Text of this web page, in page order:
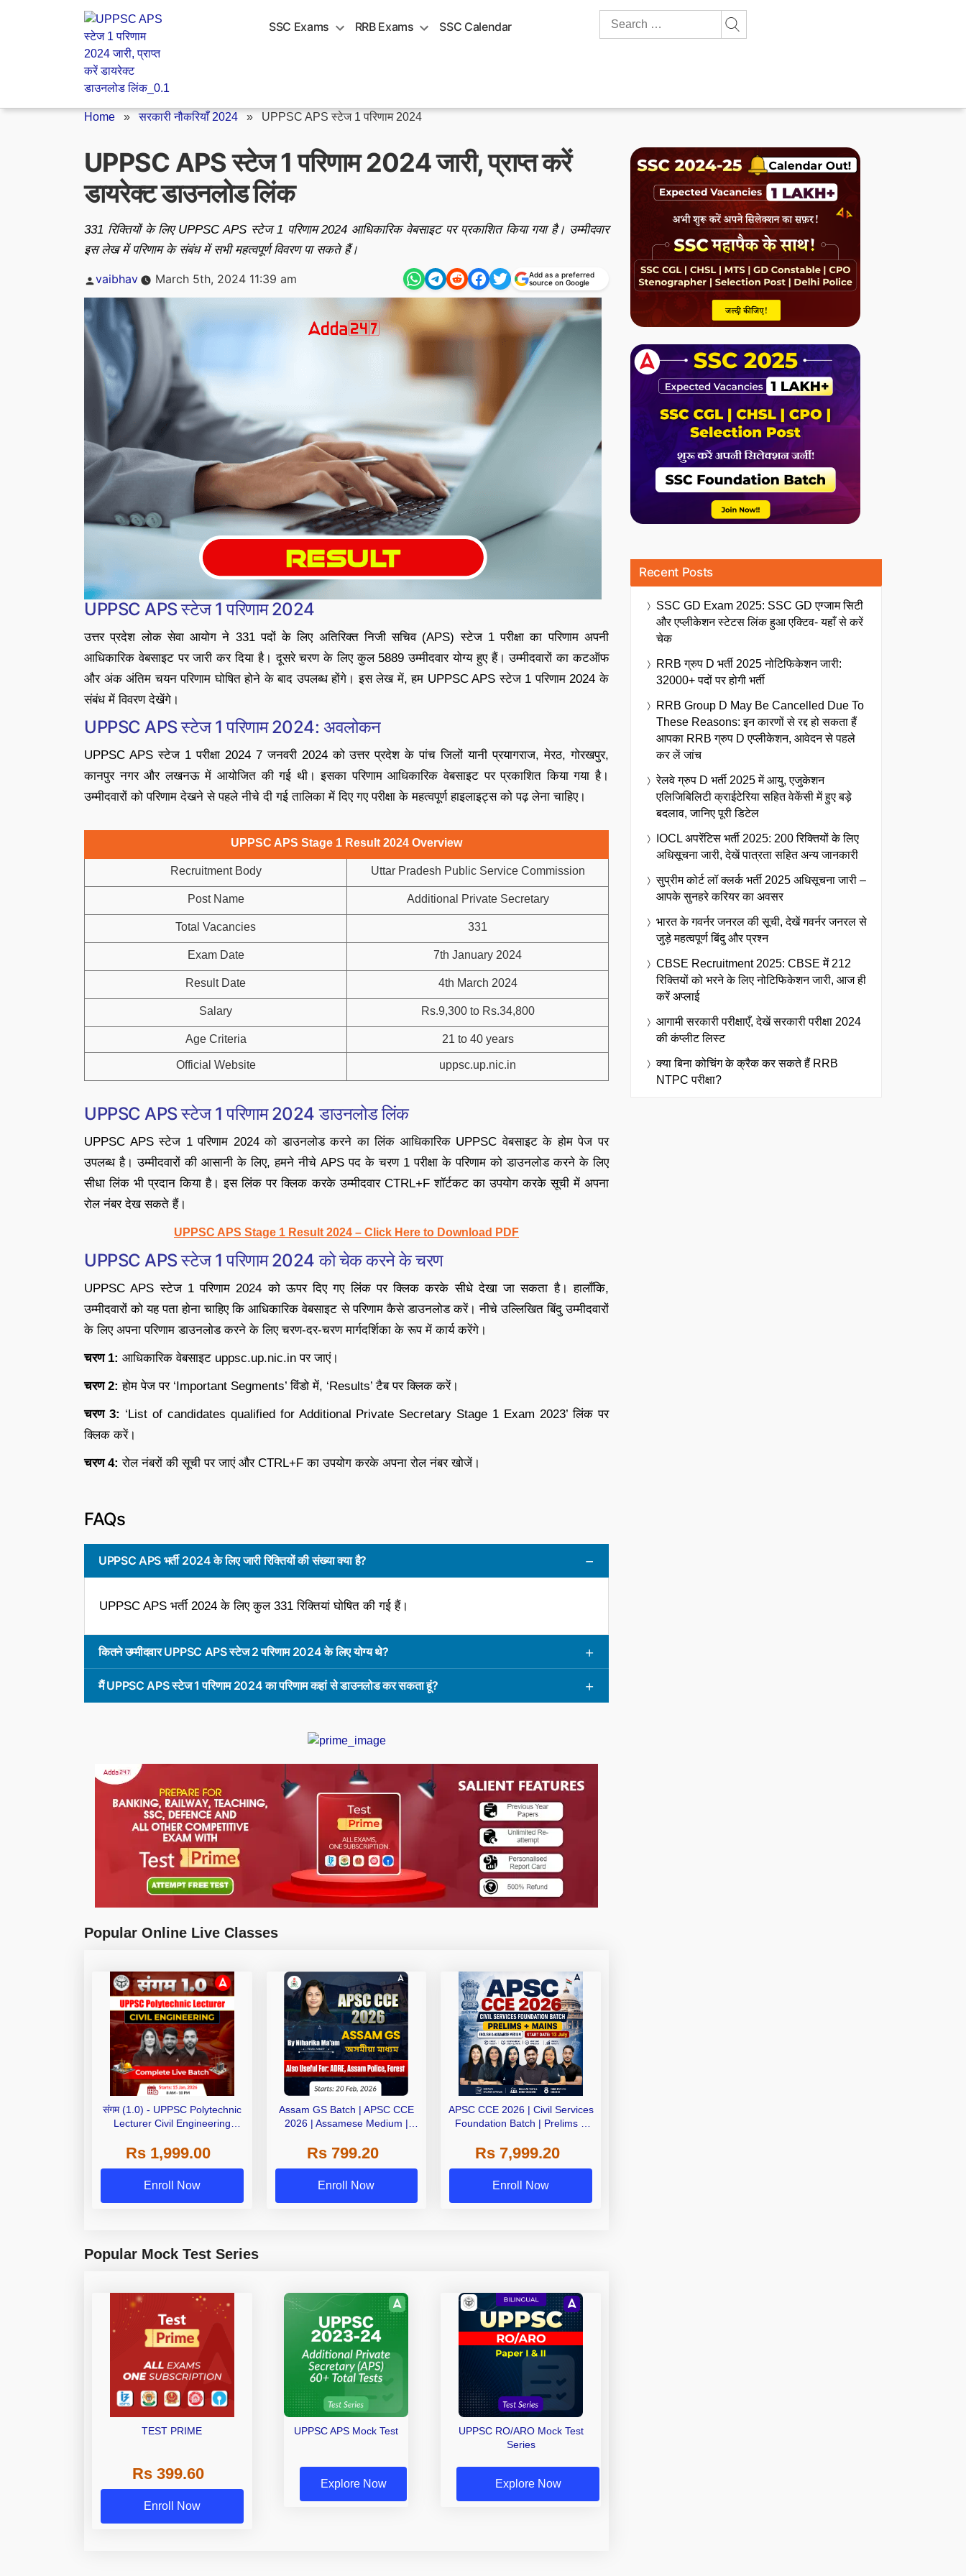
SSC Exams RRB Exams SSC Calendar
Search
Home »सरकारी नौकरियाँ 2024 » UPPSC APS स्टेज 1 परिणाम 2024
UPPSC APS स्टेज 1 परिणाम 2024 जारी, प्राप्त करें
डायरेक्ट डाउनलोड लिंक
331 रिक्तियों के लिए UPPSC APS स्टेज 1 परिणाम 2024 आधिकारिक वेबसाइट पर प्रकाशित किया गया है। उम्मीदवार
इस लेख में परिणाम के संबंध में सभी महत्वपूर्ण विवरण पा सकते हैं।
Posted
vaibhav March 5th, 2024 11:39 am
Add as a preferred
source on Google
UPPSC APS स्टेज 1 परिणाम 2024
उत्तर प्रदेश लोक सेवा आयोग ने 331 पदों के लिए अतिरिक्त निजी सचिव (APS) स्टेज 1 परीक्षा का परिणाम अपनी
आधिकारिक वेबसाइट पर जारी कर दिया है। दूसरे चरण के लिए कुल 5889 उम्मीदवार योग्य हुए हैं। उम्मीदवारों का कटऑफ
और अंक अंतिम चयन परिणाम घोषित होने के बाद उपलब्ध होंगे। इस लेख में, हम UPPSC APS स्टेज 1 परिणाम 2024 के
संबंध में विवरण देखेंगे।
UPPSC APS स्टेज 1 परिणाम 2024: अवलोकन
UPPSC APS स्टेज 1 परीक्षा 2024 7 जनवरी 2024 को उत्तर प्रदेश के पांच जिलों यानी प्रयागराज, मेरठ, गोरखपुर,
कानपुर नगर और लखनऊ में आयोजित की गई थी। इसका परिणाम आधिकारिक वेबसाइट पर प्रकाशित किया गया है।
उम्मीदवारों को परिणाम देखने से पहले नीचे दी गई तालिका में दिए गए परीक्षा के महत्वपूर्ण हाइलाइट्स को पढ़ लेना चाहिए।
UPPSC APS Stage 1 Result 2024 Overview
Recruitment Body Uttar Pradesh Public Service Commission
Post Name Additional Private Secretary
Total Vacancies 331
Exam Date 7th January 2024
Result Date 4th March 2024
Salary Rs.9,300 to Rs.34,800
Age Criteria 21 to 40 years
Official Website uppsc.up.nic.in
UPPSC APS स्टेज 1 परिणाम 2024 डाउनलोड लिंक
UPPSC APS स्टेज 1 परिणाम 2024 को डाउनलोड करने का लिंक आधिकारिक UPPSC वेबसाइट के होम पेज पर
उपलब्ध है। उम्मीदवारों की आसानी के लिए, हमने नीचे APS पद के चरण 1 परीक्षा के परिणाम को डाउनलोड करने के लिए
सीधा लिंक भी प्रदान किया है। इस लिंक पर क्लिक करके उम्मीदवार CTRL+F शॉर्टकट का उपयोग करके सूची में अपना
रोल नंबर देख सकते हैं।
UPPSC APS Stage 1 Result 2024 – Click Here to Download PDF
UPPSC APS स्टेज 1 परिणाम 2024 को चेक करने के चरण
UPPSC APS स्टेज 1 परिणाम 2024 को ऊपर दिए गए लिंक पर क्लिक करके सीधे देखा जा सकता है। हालाँकि,
उम्मीदवारों को यह पता होना चाहिए कि आधिकारिक वेबसाइट से परिणाम कैसे डाउनलोड करें। नीचे उल्लिखित बिंदु उम्मीदवारों
के लिए अपना परिणाम डाउनलोड करने के लिए चरण-दर-चरण मार्गदर्शिका के रूप में कार्य करेंगे।
चरण 1: आधिकारिक वेबसाइट uppsc.up.nic.in पर जाएं।
चरण 2: होम पेज पर ‘Important Segments’ विंडो में, ‘Results’ टैब पर क्लिक करें।
चरण 3: ‘List of candidates qualified for Additional Private Secretary Stage 1 Exam 2023’ लिंक पर
क्लिक करें।
चरण 4: रोल नंबरों की सूची पर जाएं और CTRL+F का उपयोग करके अपना रोल नंबर खोजें।
FAQs
UPPSC APS भर्ती 2024 के लिए जारी रिक्तियों की संख्या क्या है?
UPPSC APS भर्ती 2024 के लिए कुल 331 रिक्तियां घोषित की गई हैं।
कितने उम्मीदवार UPPSC APS स्टेज 2 परिणाम 2024 के लिए योग्य थे?
मैं UPPSC APS स्टेज 1 परिणाम 2024 का परिणाम कहां से डाउनलोड कर सकता हूं?
Popular Online Live Classes
संगम (1.0) - UPPSC Polytechnic
Lecturer Civil Engineering
Hinglish | Online Live Classes
by Adda 247
Rs 1,999.00
Enroll Now
Assam GS Batch | APSC CCE
2026 | Assamese Medium |
247
Rs 799.20
Enroll Now
APSC CCE 2026 | Civil Services
Foundation Batch | Prelims +
Online Live Classes by
Adda247
Rs 7,999.20
Enroll Now
Popular Mock Test Series
TEST PRIME
Rs 399.60
Enroll Now
UPPSC APS Mock Test
Explore Now
UPPSC RO/ARO Mock Test
Series
Explore Now
Recent Posts
SSC GD Exam 2025: SSC GD एग्जाम सिटी
और एप्लीकेशन स्टेटस लिंक हुआ एक्टिव- यहाँ से करें
चेक
RRB ग्रुप D भर्ती 2025 नोटिफिकेशन जारी:
32000+ पदों पर होगी भर्ती
RRB Group D May Be Cancelled Due To
These Reasons: इन कारणों से रद्द हो सकता हैं
आपका RRB ग्रुप D एप्लीकेशन, आवेदन से पहले
कर लें जांच
रेलवे ग्रुप D भर्ती 2025 में आयु, एजुकेशन
एलिजिबिलिटी क्राईटेरिया सहित वेकेंसी में हुए बड़े
बदलाव, जानिए पूरी डिटेल
IOCL अपरेंटिस भर्ती 2025: 200 रिक्तियों के लिए
अधिसूचना जारी, देखें पात्रता सहित अन्य जानकारी
सुप्रीम कोर्ट लॉ क्लर्क भर्ती 2025 अधिसूचना जारी –
आपके सुनहरे करियर का अवसर
भारत के गवर्नर जनरल की सूची, देखें गवर्नर जनरल से
जुड़े महत्वपूर्ण बिंदु और प्रश्न
CBSE Recruitment 2025: CBSE में 212
रिक्तियों को भरने के लिए नोटिफिकेशन जारी, आज ही
करें अप्लाई
आगामी सरकारी परीक्षाएँ, देखें सरकारी परीक्षा 2024
की कंप्लीट लिस्ट
क्या बिना कोचिंग के क्रैक कर सकते हैं RRB
NTPC परीक्षा?